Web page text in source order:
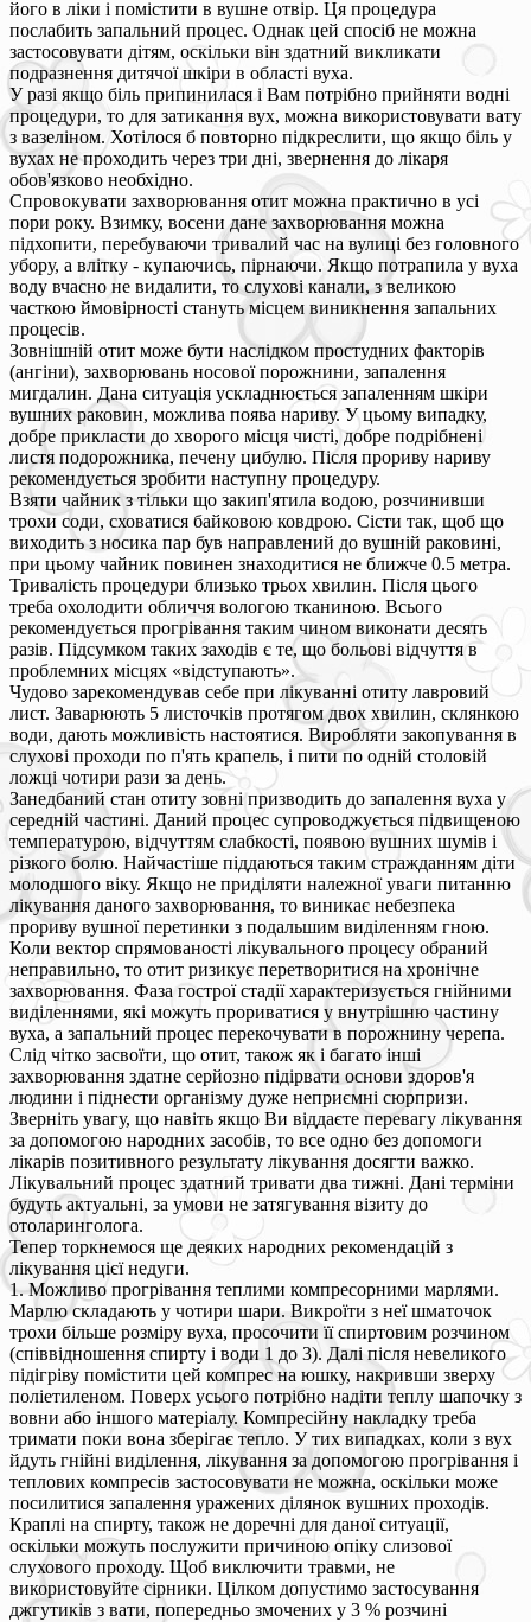
його в ліки і помістити в вушне отвір. Ця процедура
послабить запальний процес. Однак цей спосіб не можна
застосовувати дітям, оскільки він здатний викликати
подразнення дитячої шкіри в області вуха.
У разі якщо біль припинилася і Вам потрібно прийняти водні
процедури, то для затикання вух, можна використовувати вату
з вазеліном. Хотілося б повторно підкреслити, що якщо біль у
вухах не проходить через три дні, звернення до лікаря
обов'язково необхідно.
Спровокувати захворювання отит можна практично в усі
пори року. Взимку, восени дане захворювання можна
підхопити, перебуваючи тривалий час на вулиці без головного
убору, а влітку - купаючись, пірнаючи. Якщо потрапила у вуха
воду вчасно не видалити, то слухові канали, з великою
часткою ймовірності стануть місцем виникнення запальних
процесів.
Зовнішній отит може бути наслідком простудних факторів
(ангіни), захворювань носової порожнини, запалення
мигдалин. Дана ситуація ускладнюється запаленням шкіри
вушних раковин, можлива поява нариву. У цьому випадку,
добре прикласти до хворого місця чисті, добре подрібнені
листя подорожника, печену цибулю. Після прориву нариву
рекомендується зробити наступну процедуру.
Взяти чайник з тільки що закип'ятила водою, розчинивши
трохи соди, сховатися байковою ковдрою. Сісти так, щоб що
виходить з носика пар був направлений до вушній раковині,
при цьому чайник повинен знаходитися не ближче 0.5 метра.
Тривалість процедури близько трьох хвилин. Після цього
треба охолодити обличчя вологою тканиною. Всього
рекомендується прогрівання таким чином виконати десять
разів. Підсумком таких заходів є те, що больові відчуття в
проблемних місцях «відступають».
Чудово зарекомендував себе при лікуванні отиту лавровий
лист. Заварюють 5 листочків протягом двох хвилин, склянкою
води, дають можливість настоятися. Виробляти закопування в
слухові проходи по п'ять крапель, і пити по одній столовій
ложці чотири рази за день.
Занедбаний стан отиту зовні призводить до запалення вуха у
середній частині. Даний процес супроводжується підвищеною
температурою, відчуттям слабкості, появою вушних шумів і
різкого болю. Найчастіше піддаються таким стражданням діти
молодшого віку. Якщо не приділяти належної уваги питанню
лікування даного захворювання, то виникає небезпека
прориву вушної перетинки з подальшим виділенням гною.
Коли вектор спрямованості лікувального процесу обраний
неправильно, то отит ризикує перетворитися на хронічне
захворювання. Фаза гострої стадії характеризується гнійними
виділеннями, які можуть прориватися у внутрішню частину
вуха, а запальний процес перекочувати в порожнину черепа.
Слід чітко засвоїти, що отит, також як і багато інші
захворювання здатне серйозно підірвати основи здоров'я
людини і піднести організму дуже неприємні сюрпризи.
Зверніть увагу, що навіть якщо Ви віддаєте перевагу лікування
за допомогою народних засобів, то все одно без допомоги
лікарів позитивного результату лікування досягти важко.
Лікувальний процес здатний тривати два тижні. Дані терміни
будуть актуальні, за умови не затягування візиту до
отоларинголога.
Тепер торкнемося ще деяких народних рекомендацій з
лікування цієї недуги.
1. Можливо прогрівання теплими компресорними марлями.
Марлю складають у чотири шари. Викроїти з неї шматочок
трохи більше розміру вуха, просочити її спиртовим розчином
(співвідношення спирту і води 1 до 3). Далі після невеликого
підігріву помістити цей компрес на юшку, накривши зверху
поліетиленом. Поверх усього потрібно надіти теплу шапочку з
вовни або іншого матеріалу. Компресійну накладку треба
тримати поки вона зберігає тепло. У тих випадках, коли з вух
йдуть гнійні виділення, лікування за допомогою прогрівання і
теплових компресів застосовувати не можна, оскільки може
посилитися запалення уражених ділянок вушних проходів.
Краплі на спирту, також не доречні для даної ситуації,
оскільки можуть послужити причиною опіку слизової
слухового проходу. Щоб виключити травми, не
використовуйте сірники. Цілком допустимо застосування
джгутиків з вати, попередньо змочених у 3 % розчині